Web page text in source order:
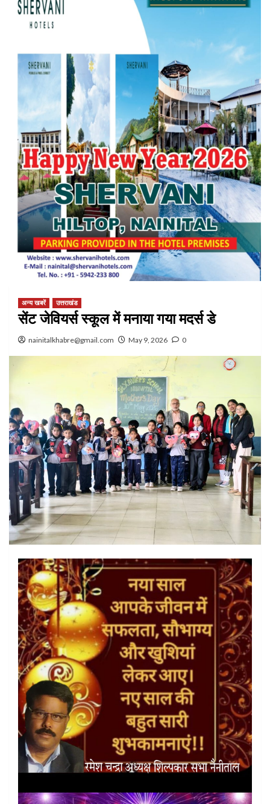
अन्य खबरें उत्तराखंड
सेंट जेवियर्स स्कूल में मनाया गया मदर्स डे
nainitalkhabre@gmail.com May 9, 2026 0